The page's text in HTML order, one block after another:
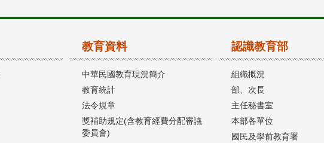
教育資料
中華民國教育現況簡介
教育統計
法令規章
獎補助規定(含教育經費分配審議
委員會)
認識教育部
組織概況
部、次長
主任秘書室
本部各單位
國民及學前教育署